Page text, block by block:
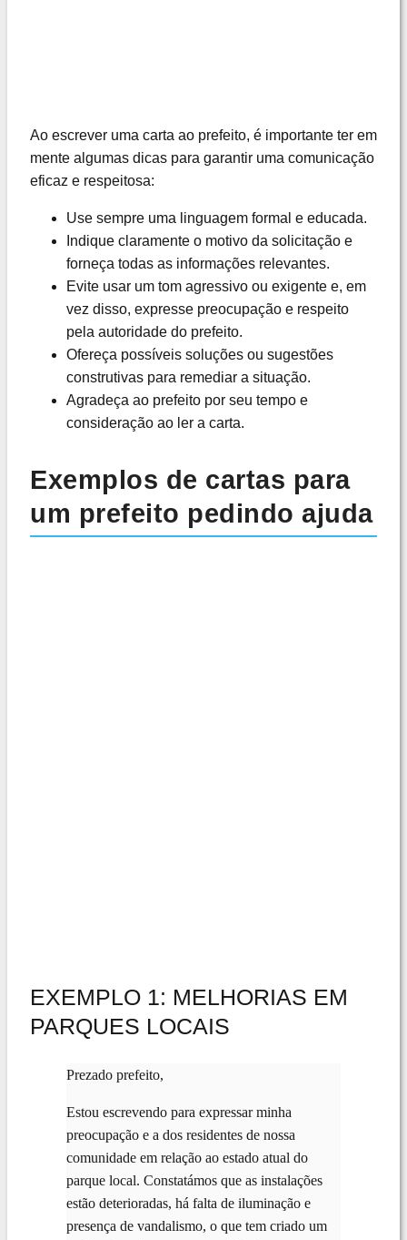
Ao escrever uma carta ao prefeito, é importante ter em
mente algumas dicas para garantir uma comunicação
eficaz e respeitosa:
Use sempre uma linguagem formal e educada.
Indique claramente o motivo da solicitação e
forneça todas as informações relevantes.
Evite usar um tom agressivo ou exigente e, em
vez disso, expresse preocupação e respeito
pela autoridade do prefeito.
Ofereça possíveis soluções ou sugestões
construtivas para remediar a situação.
Agradeça ao prefeito por seu tempo e
consideração ao ler a carta.
Exemplos de cartas para
um prefeito pedindo ajuda
EXEMPLO 1: MELHORIAS EM
PARQUES LOCAIS
Prezado prefeito,
Estou escrevendo para expressar minha
preocupação e a dos residentes de nossa
comunidade em relação ao estado atual do
parque local. Constatámos que as instalações
estão deterioradas, há falta de iluminação e
presença de vandalismo, o que tem criado um